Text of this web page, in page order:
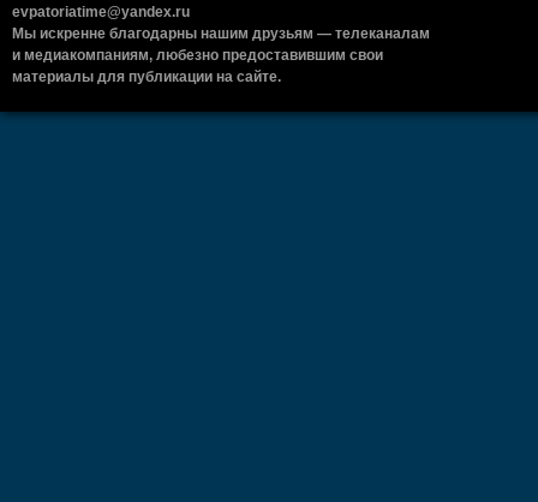
evpatoriatime@yandex.ru
Мы искренне благодарны нашим друзьям — телеканалам
и медиакомпаниям, любезно предоставившим свои
материалы для публикации на сайте.